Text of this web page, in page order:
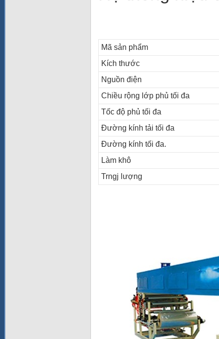
Mã sản phẩm
Kích thước
Nguồn điện
Chiều rộng lớp phủ tối đa
Tốc độ phủ tối đa
Đường kính tải tối đa
Đường kính tối đa.
Làm khô
Trngj lượng